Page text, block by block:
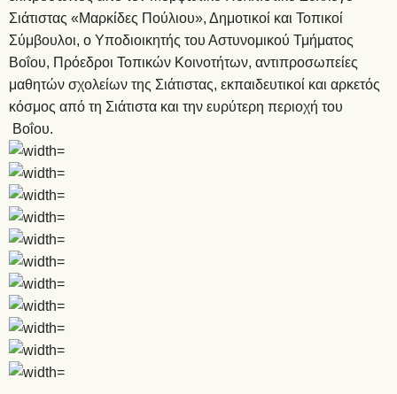
Σιάτιστας «Μαρκίδες Πούλιου», Δημοτικοί και Τοπικοί
Σύμβουλοι, ο Υποδιοικητής του Αστυνομικού Τμήματος
Βοΐου, Πρόεδροι Τοπικών Κοινοτήτων, αντιπροσωπείες
μαθητών σχολείων της Σιάτιστας, εκπαιδευτικοί και αρκετός
κόσμος από τη Σιάτιστα και την ευρύτερη περιοχή του
Βοΐου.